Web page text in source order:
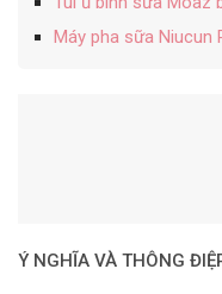
Máy pha sữa Niucun
Ý NGHĨA VÀ THÔNG